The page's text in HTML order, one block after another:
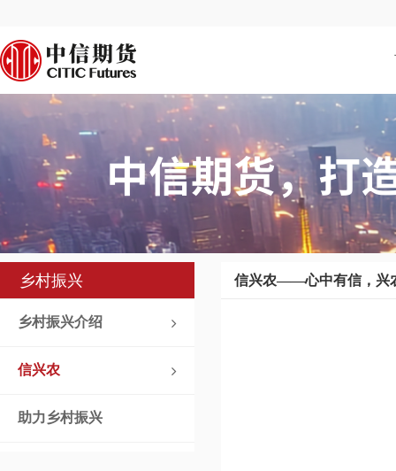
乡村振兴
乡村振兴介绍
信兴农
助力乡村振兴
信兴农——心中有信，兴